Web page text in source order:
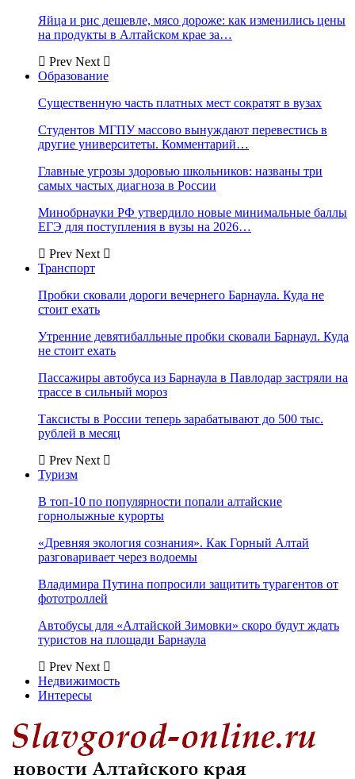
Яйца и рис дешевле, мясо дороже: как изменились цены
на продукты в Алтайском крае за…
Prev Next
Образование
Существенную часть платных мест сократят в вузах
Студентов МГПУ массово вынуждают перевестись в
другие университеты. Комментарий…
Главные угрозы здоровью школьников: названы три
самых частых диагноза в России
Минобрнауки РФ утвердило новые минимальные баллы
ЕГЭ для поступления в вузы на 2026…
Prev Next
Транспорт
Пробки сковали дороги вечернего Барнаула. Куда не
стоит ехать
Утренние девятибалльные пробки сковали Барнаул. Куда
не стоит ехать
Пассажиры автобуса из Барнаула в Павлодар застряли на
трассе в сильный мороз
Таксисты в России теперь зарабатывают до 500 тыс.
рублей в месяц
Prev Next
Туризм
В топ-10 по популярности попали алтайские
горнолыжные курорты
«Древняя экология сознания». Как Горный Алтай
разговаривает через водоемы
Владимира Путина попросили защитить турагентов от
фототроллей
Автобусы для «Алтайской Зимовки» скоро будут ждать
туристов на площади Барнаула
Prev Next
Недвижимость
Интересы